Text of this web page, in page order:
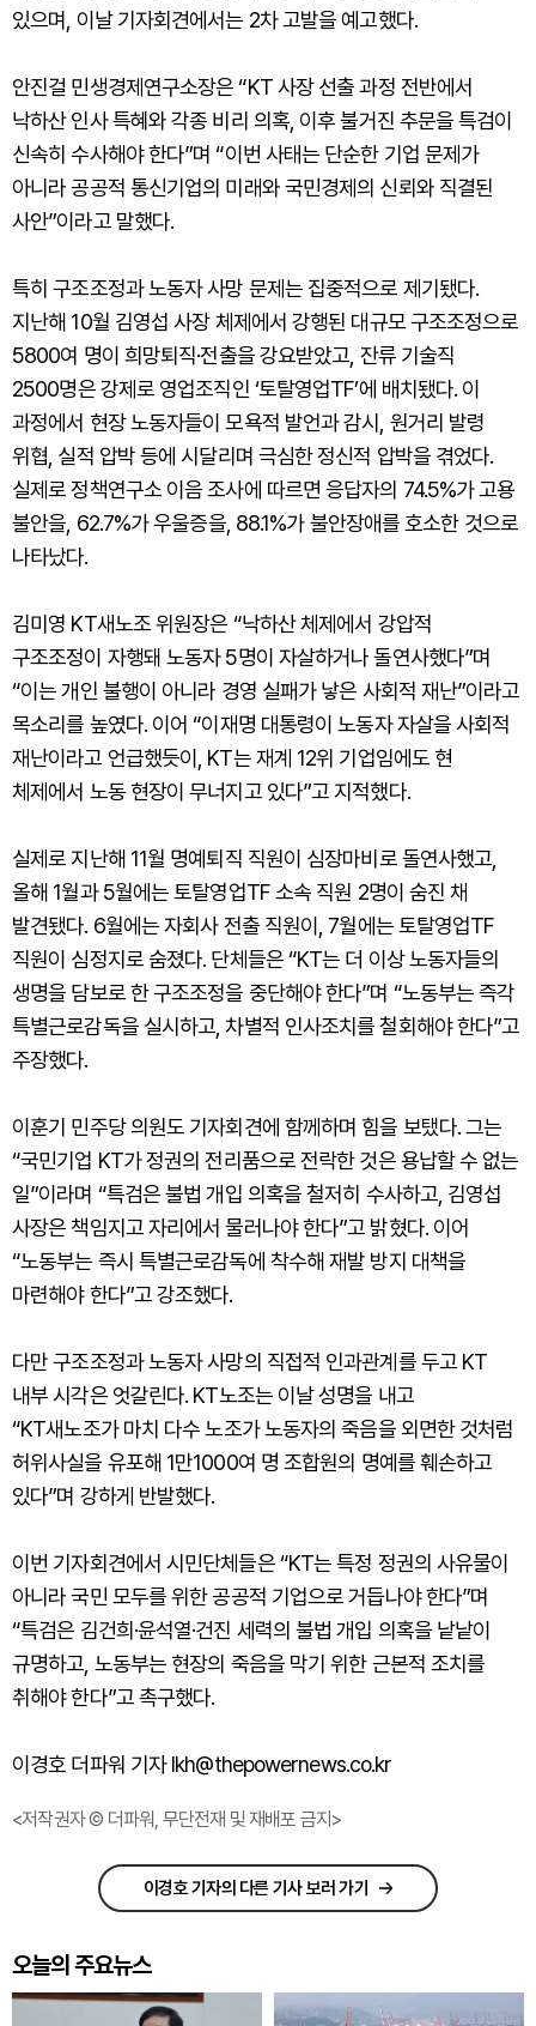
있으며, 이날 기자회견에서는 2차 고발을 예고했다.
안진걸 민생경제연구소장은 “KT 사장 선출 과정 전반에서
낙하산 인사 특혜와 각종 비리 의혹, 이후 불거진 추문을 특검이
신속히 수사해야 한다”며 “이번 사태는 단순한 기업 문제가
아니라 공공적 통신기업의 미래와 국민경제의 신뢰와 직결된
사안”이라고 말했다.
특히 구조조정과 노동자 사망 문제는 집중적으로 제기됐다.
지난해 10월 김영섭 사장 체제에서 강행된 대규모 구조조정으로
5800여 명이 희망퇴직·전출을 강요받았고, 잔류 기술직
2500명은 강제로 영업조직인 ‘토탈영업TF’에 배치됐다. 이
과정에서 현장 노동자들이 모욕적 발언과 감시, 원거리 발령
위협, 실적 압박 등에 시달리며 극심한 정신적 압박을 겪었다.
실제로 정책연구소 이음 조사에 따르면 응답자의 74.5%가 고용
불안을, 62.7%가 우울증을, 88.1%가 불안장애를 호소한 것으로
나타났다.
김미영 KT새노조 위원장은 “낙하산 체제에서 강압적
구조조정이 자행돼 노동자 5명이 자살하거나 돌연사했다”며
“이는 개인 불행이 아니라 경영 실패가 낳은 사회적 재난”이라고
목소리를 높였다. 이어 “이재명 대통령이 노동자 자살을 사회적
재난이라고 언급했듯이, KT는 재계 12위 기업임에도 현
체제에서 노동 현장이 무너지고 있다”고 지적했다.
실제로 지난해 11월 명예퇴직 직원이 심장마비로 돌연사했고,
올해 1월과 5월에는 토탈영업TF 소속 직원 2명이 숨진 채
발견됐다. 6월에는 자회사 전출 직원이, 7월에는 토탈영업TF
직원이 심정지로 숨졌다. 단체들은 “KT는 더 이상 노동자들의
생명을 담보로 한 구조조정을 중단해야 한다”며 “노동부는 즉각
특별근로감독을 실시하고, 차별적 인사조치를 철회해야 한다”고
주장했다.
이훈기 민주당 의원도 기자회견에 함께하며 힘을 보탰다. 그는
“국민기업 KT가 정권의 전리품으로 전락한 것은 용납할 수 없는
일”이라며 “특검은 불법 개입 의혹을 철저히 수사하고, 김영섭
사장은 책임지고 자리에서 물러나야 한다”고 밝혔다. 이어
“노동부는 즉시 특별근로감독에 착수해 재발 방지 대책을
마련해야 한다”고 강조했다.
다만 구조조정과 노동자 사망의 직접적 인과관계를 두고 KT
내부 시각은 엇갈린다. KT노조는 이날 성명을 내고
“KT새노조가 마치 다수 노조가 노동자의 죽음을 외면한 것처럼
허위사실을 유포해 1만1000여 명 조합원의 명예를 훼손하고
있다”며 강하게 반발했다.
이번 기자회견에서 시민단체들은 “KT는 특정 정권의 사유물이
아니라 국민 모두를 위한 공공적 기업으로 거듭나야 한다”며
“특검은 김건희·윤석열·건진 세력의 불법 개입 의혹을 낱낱이
규명하고, 노동부는 현장의 죽음을 막기 위한 근본적 조치를
취해야 한다”고 촉구했다.
이경호 더파워 기자 lkh@thepowernews.co.kr
<저작권자 © 더파워, 무단전재 및 재배포 금지>
이경호 기자의 다른 기사 보러 가기
오늘의 주요뉴스